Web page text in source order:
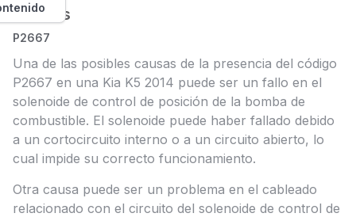
Causas
P2667
Una de las posibles causas de la presencia del código
P2667 en una Kia K5 2014 puede ser un fallo en el
solenoide de control de posición de la bomba de
combustible. El solenoide puede haber fallado debido
a un cortocircuito interno o a un circuito abierto, lo
cual impide su correcto funcionamiento.
Otra causa puede ser un problema en el cableado
relacionado con el circuito del solenoide de control de